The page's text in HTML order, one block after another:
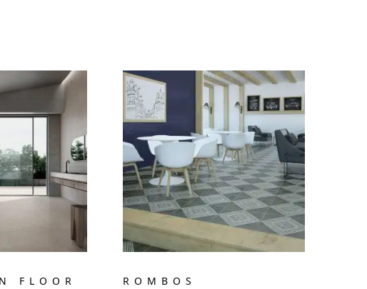
FLOOR ROMBOS